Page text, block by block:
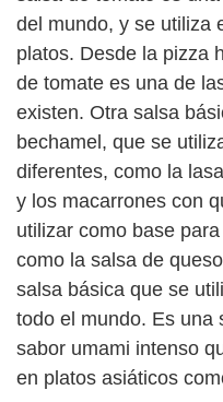
del mundo, y se utiliza
platos. Desde la pizza
de tomate es una de
existen. Otra salsa
bechamel, que se
diferentes, como la
y los macarrones con
utilizar como base
como la salsa de
salsa básica que se
todo el mundo. Es una
sabor umami intenso
en platos asiáticos